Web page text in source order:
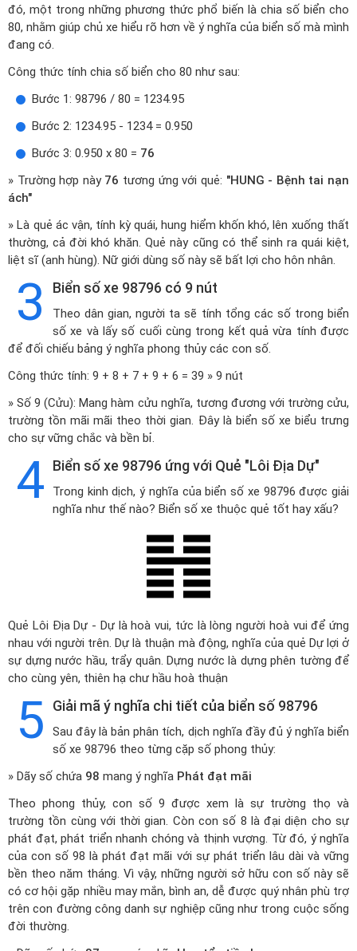
đó, một trong những phương thức phổ biến là chia số biển cho
80, nhằm giúp chủ xe hiểu rõ hơn về ý nghĩa của biển số mà mình
đang có.
Công thức tính chia số biển cho 80 như sau:
Bước 1: 98796 / 80 = 1234.95
Bước 2: 1234.95 - 1234 = 0.950
Bước 3: 0.950 x 80 = 76
» Trường hợp này 76 tương ứng với quẻ: "HUNG - Bệnh tai nạn
ách"
» Là quẻ ác vận, tính kỳ quái, hung hiểm khốn khó, lên xuống thất
thường, cả đời khó khăn. Quẻ này cũng có thể sinh ra quái kiệt,
liệt sĩ (anh hùng). Nữ giới dùng số này sẽ bất lợi cho hôn nhân.
3 Biển số xe 98796 có 9 nút
Theo dân gian, người ta sẽ tính tổng các số trong biển
số xe và lấy số cuối cùng trong kết quả vừa tính được
để đối chiếu bảng ý nghĩa phong thủy các con số.
Công thức tính: 9 + 8 + 7 + 9 + 6 = 39 » 9 nút
» Số 9 (Cửu): Mang hàm cửu nghĩa, tương đương với trường cửu,
trường tồn mãi mãi theo thời gian. Đây là biển số xe biểu trưng
cho sự vững chắc và bền bỉ.
4 Biển số xe 98796 ứng với Quẻ "Lôi Địa Dự"
Trong kinh dịch, ý nghĩa của biển số xe 98796 được giải
nghĩa như thế nào? Biển số xe thuộc quẻ tốt hay xấu?
Quẻ Lôi Địa Dự - Dự là hoà vui, tức là lòng người hoà vui để ứng
nhau với người trên. Dự là thuận mà động, nghĩa của quẻ Dự lợi ở
sự dựng nước hầu, trẩy quân. Dựng nước là dựng phên tường để
cho cùng yên, thiên hạ chư hầu hoà thuận
5 Giải mã ý nghĩa chi tiết của biển số 98796
Sau đây là bản phân tích, dịch nghĩa đầy đủ ý nghĩa biển
số xe 98796 theo từng cặp số phong thủy:
» Dãy số chứa 98 mang ý nghĩa Phát đạt mãi
Theo phong thủy, con số 9 được xem là sự trường thọ và
trường tồn cùng với thời gian. Còn con số 8 là đại diện cho sự
phát đạt, phát triển nhanh chóng và thịnh vượng. Từ đó, ý nghĩa
của con số 98 là phát đạt mãi với sự phát triển lâu dài và vững
bền theo năm tháng. Vì vậy, những người sở hữu con số này sẽ
có cơ hội gặp nhiều may mắn, bình an, dễ được quý nhân phù trợ
trên con đường công danh sự nghiệp cũng như trong cuộc sống
đời thường.